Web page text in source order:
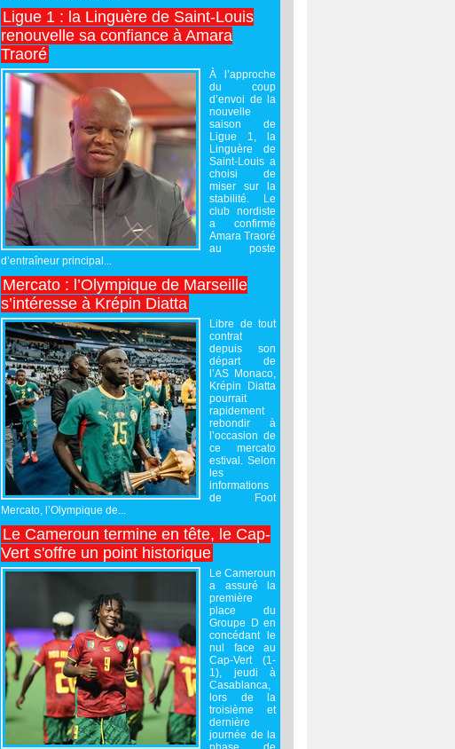
Ligue 1 : la Linguère de Saint-Louis
renouvelle sa confiance à Amara
Traoré
À l’approche
du coup
d’envoi de la
nouvelle
saison de
Ligue 1, la
Linguère de
Saint-Louis a
choisi de
miser sur la
stabilité. Le
club nordiste
a confirmé
Amara Traoré
au poste
d’entraîneur principal...
Mercato : l’Olympique de Marseille
s’intéresse à Krépin Diatta
Libre de tout
contrat
depuis son
départ de
l’AS Monaco,
Krépin Diatta
pourrait
rapidement
rebondir à
l’occasion de
ce mercato
estival. Selon
les
informations
de Foot
Mercato, l’Olympique de...
Le Cameroun termine en tête, le Cap-
Vert s'offre un point historique
Le Cameroun
a assuré la
première
place du
Groupe D en
concédant le
nul face au
Cap-Vert (1-
1), jeudi à
Casablanca,
lors de la
troisième et
dernière
journée de la